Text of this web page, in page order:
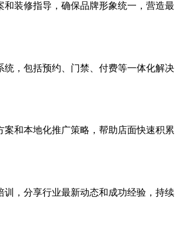
和装修指导，确保品牌形象统一，营造最
统，包括预约、门禁、付费等一体化解决
案和本地化推广策略，帮助店面快速积累
训，分享行业最新动态和成功经验，持续